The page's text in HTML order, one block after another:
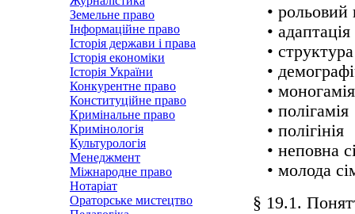
Земельне право
Інформаційне право
Історія держави і права
Історія економіки
Історія України
Конкурентне право
Конституційне право
Кримінальне право
Кримінологія
Культурологія
Менеджмент
Міжнародне право
Нотаріат
Ораторське мистецтво
• рольовий
• адаптація
• структура
•
• моногамія
• полігамія
• полігінія
• неповна
• молода
§ 19.1.